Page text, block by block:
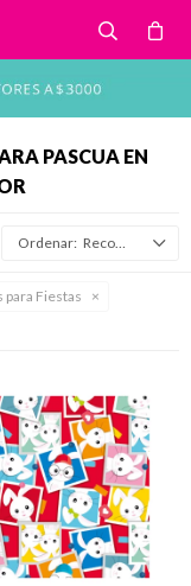
PASCUA EN
Recomendados
para Fiestas